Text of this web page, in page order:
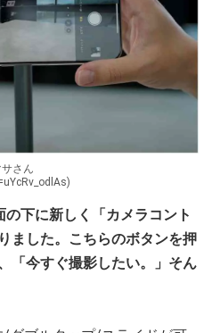
さん
下に新しく「カメラコント
ました。こちらのボタンを押
「今すぐ撮影したい。」そん